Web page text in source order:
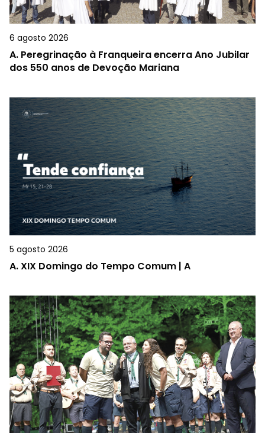
6 agosto 2026
A. Peregrinação à Franqueira encerra Ano Jubilar
dos 550 anos de Devoção Mariana
5 agosto 2026
A.XIX Domingo do Tempo Comum | A